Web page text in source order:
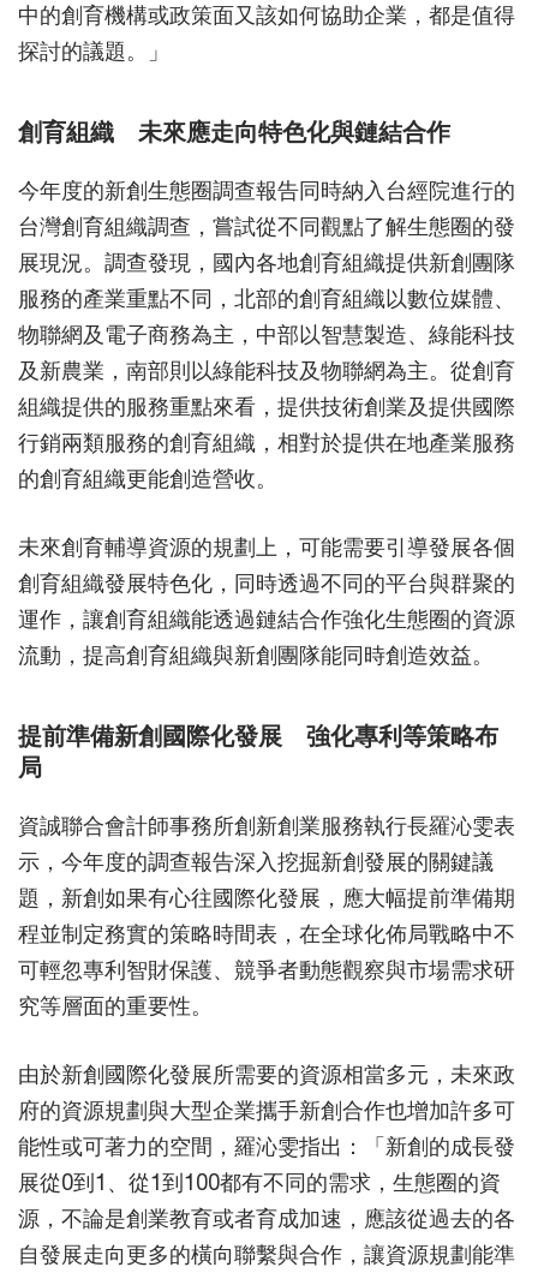
中的創育機構或政策面又該如何協助企業，都是值得
探討的議題。」
創育組織 未來應走向特色化與鏈結合作
今年度的新創生態圈調查報告同時納入台經院進行的
台灣創育組織調查，嘗試從不同觀點了解生態圈的發
展現況。調查發現，國內各地創育組織提供新創團隊
服務的產業重點不同，北部的創育組織以數位媒體、
物聯網及電子商務為主，中部以智慧製造、綠能科技
及新農業，南部則以綠能科技及物聯網為主。從創育
組織提供的服務重點來看，提供技術創業及提供國際
行銷兩類服務的創育組織，相對於提供在地產業服務
的創育組織更能創造營收。
未來創育輔導資源的規劃上，可能需要引導發展各個
創育組織發展特色化，同時透過不同的平台與群聚的
運作，讓創育組織能透過鏈結合作強化生態圈的資源
流動，提高創育組織與新創團隊能同時創造效益。
提前準備新創國際化發展 強化專利等策略布
局
資誠聯合會計師事務所創新創業服務執行長羅沁雯表
示，今年度的調查報告深入挖掘新創發展的關鍵議
題，新創如果有心往國際化發展，應大幅提前準備期
程並制定務實的策略時間表，在全球化佈局戰略中不
可輕忽專利智財保護、競爭者動態觀察與市場需求研
究等層面的重要性。
由於新創國際化發展所需要的資源相當多元，未來政
府的資源規劃與大型企業攜手新創合作也增加許多可
能性或可著力的空間，羅沁雯指出：「新創的成長發
展從0到1、從1到100都有不同的需求，生態圈的資
源，不論是創業教育或者育成加速，應該從過去的各
自發展走向更多的橫向聯繫與合作，讓資源規劃能準